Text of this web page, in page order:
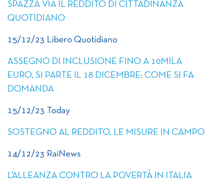
SPAZZA VIA IL REDDITO DI CITTADINANZA
QUOTIDIANO
15/12/23 Libero Quotidiano
ASSEGNO DI INCLUSIONE FINO A 10MILA
EURO, SI PARTE IL 18 DICEMBRE: COME SI FA
DOMANDA
15/12/23 Today
SOSTEGNO AL REDDITO, LE MISURE IN CAMPO
14/12/23 RaiNews
L’ALLEANZA CONTRO LA POVERTÀ IN ITALIA